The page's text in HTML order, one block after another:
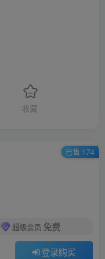
收藏
超级会员 免费
登录购买
已售 174